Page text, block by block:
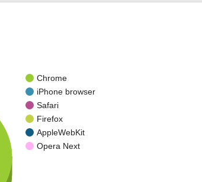
Chrome
iPhone browser
Safari
Firefox
AppleWebKit
Opera Next